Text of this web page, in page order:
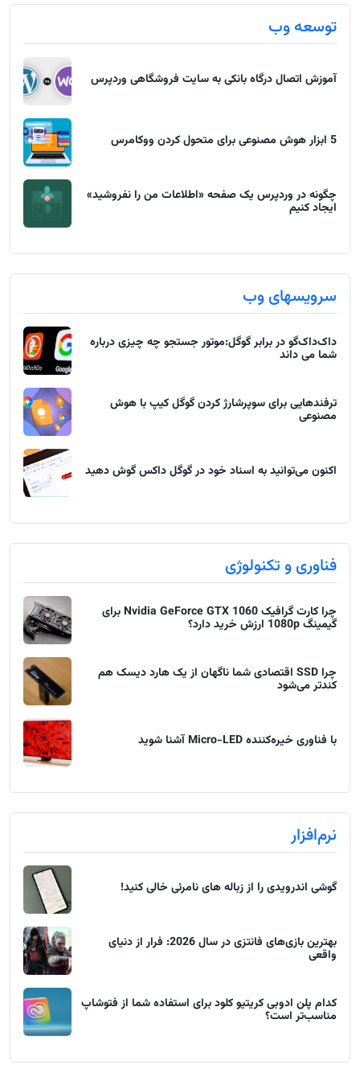
توسعه وب
آموزش اتصال درگاه بانکی به سایت فروشگاهی وردپرس
5 ابزار هوش مصنوعی برای متحول کردن ووکامرس
چگونه در وردپرس یک صفحه «اطلاعات من را نفروشید»
ایجاد کنیم
سرویسهای وب
داک‌داک‌گو در برابر گوگل:موتور جستجو چه چیزی درباره
شما می داند
ترفندهایی برای سوپرشارژ کردن گوگل کیپ با هوش
مصنوعی
اکنون می‌توانید به اسناد خود در گوگل داکس گوش دهید
فناوری و تکنولوژی
چرا کارت گرافیک Nvidia GeForce GTX 1060 برای
گیمینگ 1080p ارزش خرید دارد؟
چرا SSD اقتصادی شما ناگهان از یک هارد دیسک هم
کندتر می‌شود
با فناوری خیره‌کننده Micro-LED آشنا شوید
نرم‌افزار
گوشی اندرویدی را از زباله های نامرئی خالی کنید!
بهترین بازی‌های فانتزی در سال 2026: فرار از دنیای
واقعی
کدام پلن ادوبی کریتیو کلود برای استفاده شما از فتوشاپ
مناسب‌تر است؟